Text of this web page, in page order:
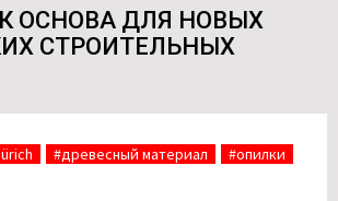
ОСНОВА ДЛЯ НОВЫХ
СТРОИТЕЛЬНЫХ
#древесный материал
#опилки